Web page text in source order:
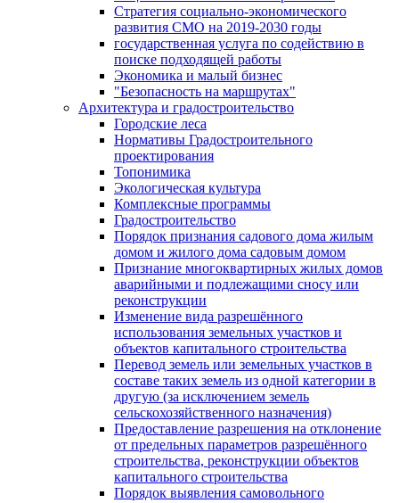
Стратегия социально-экономического
развития СМО на 2019-2030 годы
государственная услуга по содействию в
поиске подходящей работы
Экономика и малый бизнес
"Безопасность на маршрутах"
Архитектура и градостроительство
Городские леса
Нормативы Градостроительного
проектирования
Топонимика
Экологическая культура
Комплексные программы
Градостроительство
Порядок признания садового дома жилым
домом и жилого дома садовым домом
Признание многоквартирных жилых домов
аварийными и подлежащими сносу или
реконструкции
Изменение вида разрешённого
использования земельных участков и
объектов капитального строительства
Перевод земель или земельных участков в
составе таких земель из одной категории в
другую (за исключением земель
сельскохозяйственного назначения)
Предоставление разрешения на отклонение
от предельных параметров разрешённого
строительства, реконструкции объектов
капитального строительства
Порядок выявления самовольного